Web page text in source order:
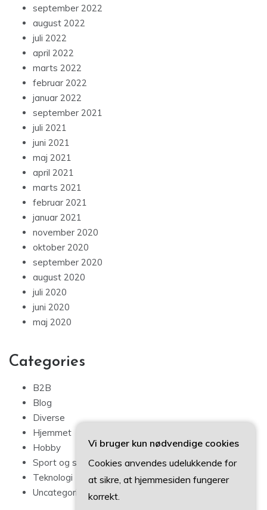
september 2022
august 2022
juli 2022
april 2022
marts 2022
februar 2022
januar 2022
september 2021
juli 2021
juni 2021
maj 2021
april 2021
marts 2021
februar 2021
januar 2021
november 2020
oktober 2020
september 2020
august 2020
juli 2020
juni 2020
maj 2020
Categories
B2B
Blog
Diverse
Hjemmet
Hobby
Sport og sundhed
Teknologi
Uncategorized
Vi bruger kun nødvendige cookies
Cookies anvendes udelukkende for
at sikre, at hjemmesiden fungerer
korrekt.